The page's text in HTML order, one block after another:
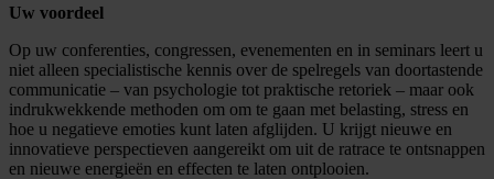
Uw voordeel
Op uw conferenties, congressen, evenementen en in seminars leert u
niet alleen specialistische kennis over de spelregels van doortastende
communicatie – van psychologie tot praktische retoriek – maar ook
indrukwekkende methoden om om te gaan met belasting, stress en
hoe u negatieve emoties kunt laten afglijden. U krijgt nieuwe en
innovatieve perspectieven aangereikt om uit de ratrace te ontsnappen
en nieuwe energieën en effecten te laten ontplooien.